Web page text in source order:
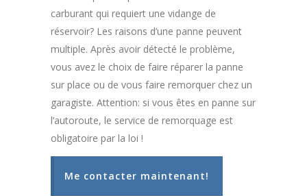
carburant qui requiert une vidange de
réservoir? Les raisons d’une panne peuvent
multiple. Après avoir détecté le problème,
vous avez le choix de faire réparer la panne
sur place ou de vous faire remorquer chez un
garagiste. Attention: si vous êtes en panne sur
l’autoroute, le service de remorquage est
obligatoire par la loi !
Me contacter maintenant!